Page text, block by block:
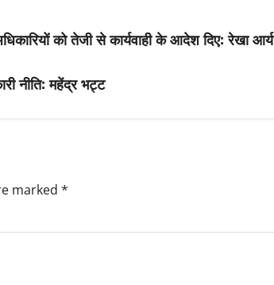
को तेजी से कार्यवाही के आदेश दिए: रेखा आर्य
नीति: महेंद्र भट्ट
marked *